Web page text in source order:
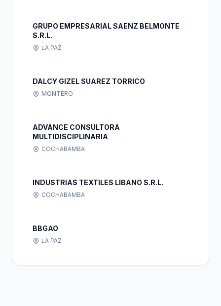
GRUPO EMPRESARIAL SAENZ BELMONTE
S.R.L.
LA PAZ
DALCY GIZEL SUAREZ TORRICO
MONTERO
ADVANCE CONSULTORA
MULTIDISCIPLINARIA
COCHABAMBA
INDUSTRIAS TEXTILES LIBANO S.R.L.
COCHABAMBA
BBGAO
LA PAZ